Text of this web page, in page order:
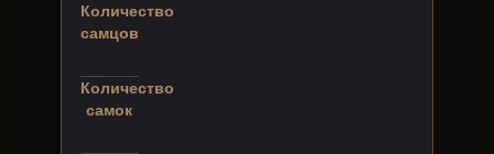
Количество
самцов
Количество
самок